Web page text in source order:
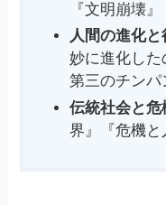
『文明崩壊』
人間の進化と
妙に進化し
第三のチンパ
伝統社会と危
界』『危機と